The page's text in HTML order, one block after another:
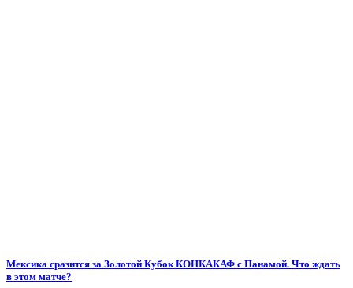
Мексика сразится за Золотой Кубок КОНКАКАФ с Панамой. Что ждать
в этом матче?